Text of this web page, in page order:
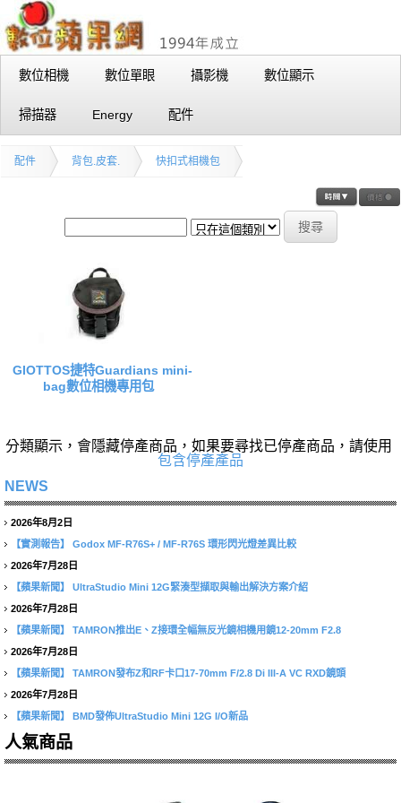
數位相機 數位單眼 攝影機 數位顯示
掃描器 Energy 配件
配件 背包.皮套. 快扣式相機包
GIOTTOS捷特Guardians mini-
bag數位相機專用包
分類顯示，會隱藏停產商品，如果要尋找已停產商品，請使用
包含停產產品
NEWS
2026年8月2日
【實測報告】
Godox MF-R76S+ / MF-R76S 環形閃光燈差異比較
2026年7月28日
【蘋果新聞】
UltraStudio Mini 12G緊湊型擷取與輸出解決方案介紹
2026年7月28日
【蘋果新聞】
TAMRON推出E、Z接環全幅無反光鏡相機用鏡12-20mm F2.8
2026年7月28日
【蘋果新聞】
TAMRON發布Z和RF卡口17-70mm F/2.8 Di III-A VC RXD鏡頭
2026年7月28日
【蘋果新聞】
BMD發佈UltraStudio Mini 12G I/O新品
人氣商品